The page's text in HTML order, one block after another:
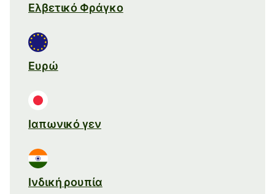
Ελβετικό Φράγκο
Ευρώ
Ιαπωνικό γεν
Ινδική ρουπία